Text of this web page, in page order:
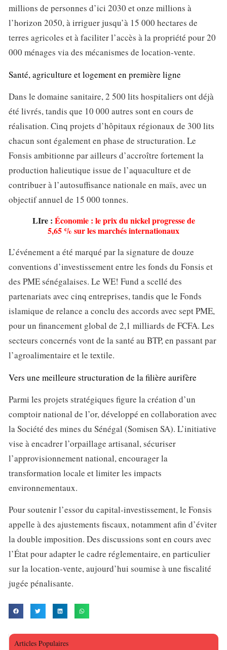
millions de personnes d’ici 2030 et onze millions à
l’horizon 2050, à irriguer jusqu’à 15 000 hectares de
terres agricoles et à faciliter l’accès à la propriété pour 20
000 ménages via des mécanismes de location-vente.
Santé, agriculture et logement en première ligne
Dans le domaine sanitaire, 2 500 lits hospitaliers ont déjà
été livrés, tandis que 10 000 autres sont en cours de
réalisation. Cinq projets d’hôpitaux régionaux de 300 lits
chacun sont également en phase de structuration. Le
Fonsis ambitionne par ailleurs d’accroître fortement la
production halieutique issue de l’aquaculture et de
contribuer à l’autosuffisance nationale en maïs, avec un
objectif annuel de 15 000 tonnes.
LIre : Économie : le prix du nickel progresse de
5,65 % sur les marchés internationaux
L’événement a été marqué par la signature de douze
conventions d’investissement entre les fonds du Fonsis et
des PME sénégalaises. Le WE! Fund a scellé des
partenariats avec cinq entreprises, tandis que le Fonds
islamique de relance a conclu des accords avec sept PME,
pour un financement global de 2,1 milliards de FCFA. Les
secteurs concernés vont de la santé au BTP, en passant par
l’agroalimentaire et le textile.
Vers une meilleure structuration de la filière aurifère
Parmi les projets stratégiques figure la création d’un
comptoir national de l’or, développé en collaboration avec
la Société des mines du Sénégal (Somisen SA). L’initiative
vise à encadrer l’orpaillage artisanal, sécuriser
l’approvisionnement national, encourager la
transformation locale et limiter les impacts
environnementaux.
Pour soutenir l’essor du capital-investissement, le Fonsis
appelle à des ajustements fiscaux, notamment afin d’éviter
la double imposition. Des discussions sont en cours avec
l’État pour adapter le cadre réglementaire, en particulier
sur la location-vente, aujourd’hui soumise à une fiscalité
jugée pénalisante.
Articles Populaires